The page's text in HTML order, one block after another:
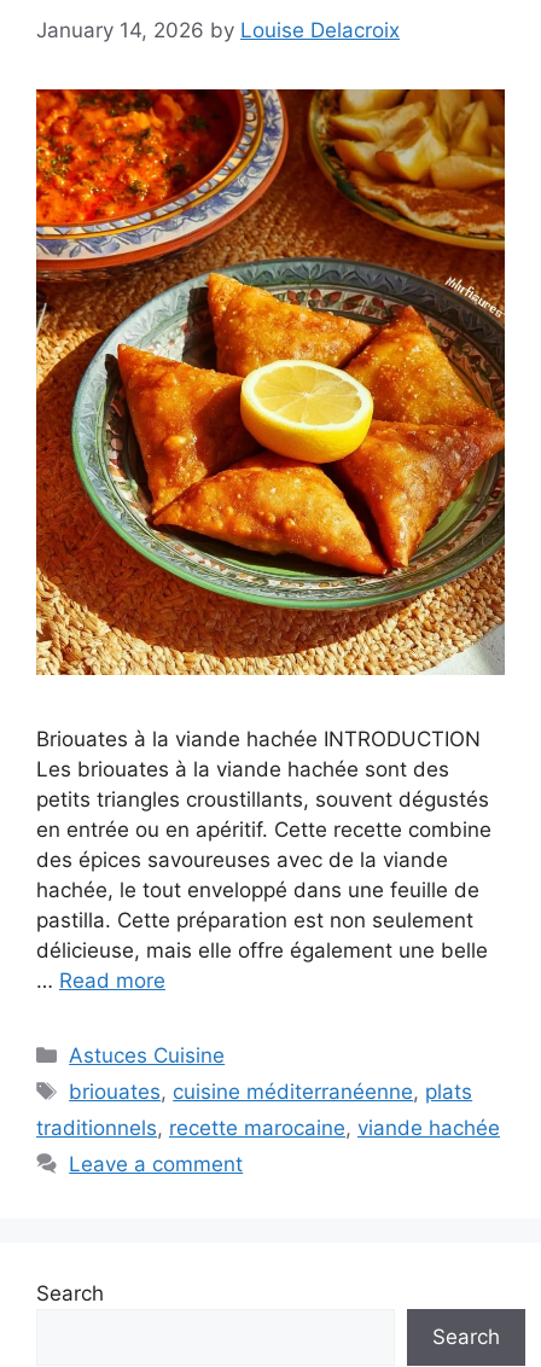
January 14, 2026 by Louise Delacroix
Briouates à la viande hachée INTRODUCTION
Les briouates à la viande hachée sont des
petits triangles croustillants, souvent dégustés
en entrée ou en apéritif. Cette recette combine
des épices savoureuses avec de la viande
hachée, le tout enveloppé dans une feuille de
pastilla. Cette préparation est non seulement
délicieuse, mais elle offre également une belle
… Read more
Categories
Astuces Cuisine
Tags
briouates, cuisine méditerranéenne, plats
traditionnels, recette marocaine, viande hachée
Leave a comment
Search
Search